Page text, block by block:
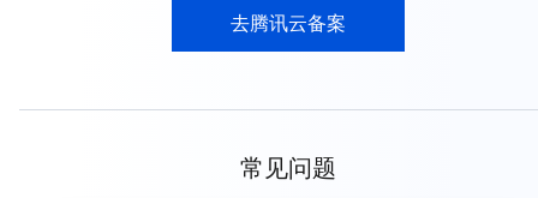
去腾讯云备案
常见问题